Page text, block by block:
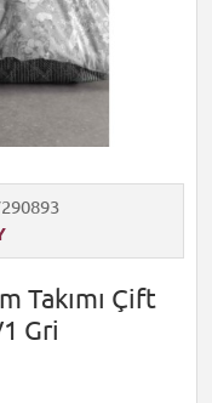
Takımı Çift
Gri